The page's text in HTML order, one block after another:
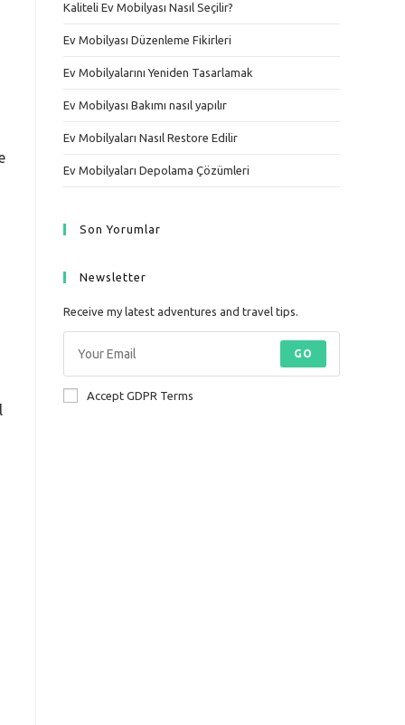
Kaliteli Ev Mobilyası Nasıl Seçilir?
Ev Mobilyası Düzenleme Fikirleri
Ev Mobilyalarını Yeniden Tasarlamak
Ev Mobilyası Bakımı nasıl yapılır
Ev Mobilyaları Nasıl Restore Edilir
Ev Mobilyaları Depolama Çözümleri
Son Yorumlar
Newsletter
Receive my latest adventures and travel tips.
GO
Accept GDPR Terms